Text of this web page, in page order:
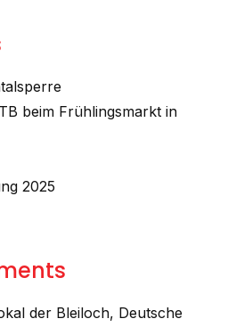
beim Frühlingsmarkt in
2025
der Bleiloch, Deutsche